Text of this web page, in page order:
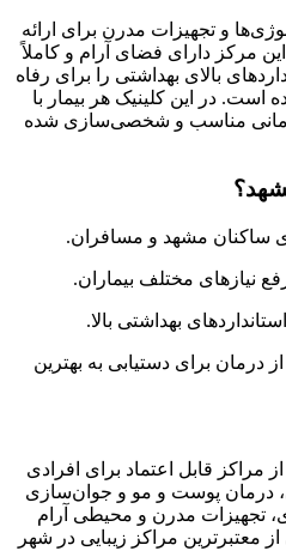
و تجهیزات مدرن برای ارائه
مرکز دارای فضای آرام و کاملاً
بالای بهداشتی را برای رفاه
در این کلینیک هر بیمار با
مناسب و شخصی‌سازی شده
ساکنان مشهد و مسافران.
نیازهای مختلف بیماران.
بهداشتی بالا.
درمان برای دستیابی به بهترین
مراکز قابل اعتماد برای افرادی
درمان پوست و مو و جوان‌سازی
تجهیزات مدرن و محیطی آرام
معتبرترین مراکز زیبایی در شهر